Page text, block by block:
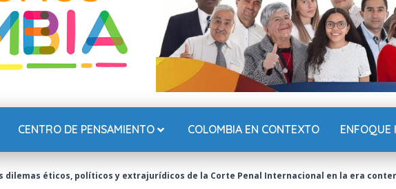
CENTRO DE PENSAMIENTO COLOMBIA EN CONTEXTO ENFOQUE
dilemas éticos, políticos y extrajurídicos de la Corte Penal Internacional en la era